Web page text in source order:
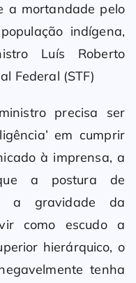
a mortandade pelo
indígena,
Luís Roberto
Federal (STF)
precisa ser
em cumprir
à imprensa, a
a postura de
a gravidade da
como escudo a
hierárquico, o
tenha